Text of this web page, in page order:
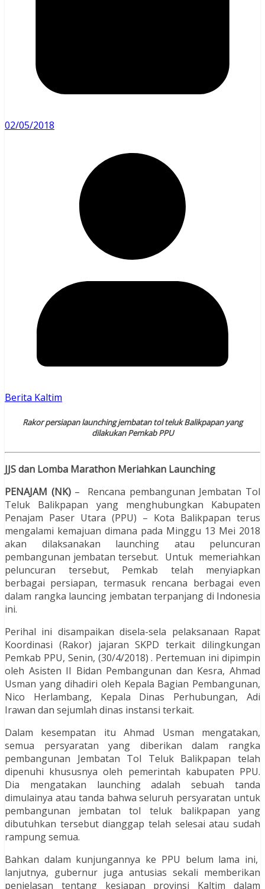
02/05/2018
Berita Kaltim
Rakor persiapan launching jembatan tol teluk Balikpapan yang
dilakukan Pemkab PPU
JJS dan Lomba Marathon Meriahkan Launching
PENAJAM (NK)– Rencana pembangunan Jembatan Tol
Teluk Balikpapan yang menghubungkan Kabupaten
Penajam Paser Utara (PPU) – Kota Balikpapan terus
mengalami kemajuan dimana pada Minggu 13 Mei 2018
akan dilaksanakan launching atau peluncuran
pembangunan jembatan tersebut. Untuk memeriahkan
peluncuran tersebut, Pemkab telah menyiapkan
berbagai persiapan, termasuk rencana berbagai even
dalam rangka launcing jembatan terpanjang di Indonesia
ini.
Perihal ini disampaikan disela-sela pelaksanaan Rapat
Koordinasi (Rakor) jajaran SKPD terkait dilingkungan
Pemkab PPU, Senin, (30/4/2018) . Pertemuan ini dipimpin
oleh Asisten II Bidan Pembangunan dan Kesra, Ahmad
Usman yang dihadiri oleh Kepala Bagian Pembangunan,
Nico Herlambang, Kepala Dinas Perhubungan, Adi
Irawan dan sejumlah dinas instansi terkait.
Dalam kesempatan itu Ahmad Usman mengatakan,
semua persyaratan yang diberikan dalam rangka
pembangunan Jembatan Tol Teluk Balikpapan telah
dipenuhi khususnya oleh pemerintah kabupaten PPU.
Dia mengatakan launching adalah sebuah tanda
dimulainya atau tanda bahwa seluruh persyaratan untuk
pembangunan jembatan tol teluk balikpapan yang
dibutuhkan tersebut dianggap telah selesai atau sudah
rampung semua.
Bahkan dalam kunjungannya ke PPU belum lama ini,
lanjutnya, gubernur juga antusias sekali memberikan
penjelasan tentang kesiapan provinsi Kaltim dalam